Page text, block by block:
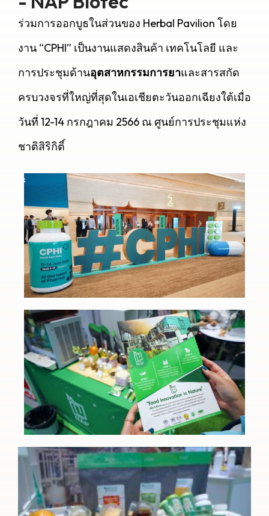
ร่วมการออกบูธในส่วนของ Herbal Pavilion โดย
งาน “CPHI” เป็นงานแสดงสินค้า เทคโนโลยี และ
การประชุมด้านอุตสาหกรรมการยาและสารสกัด
ครบวงจรที่ใหญ่ที่สุดในเอเชียตะวันออกเฉียงใต้เมื่อ
วันที่ 12-14 กรกฎาคม 2566 ณ ศูนย์การประชุมแห่ง
ชาติสิริกิติ์